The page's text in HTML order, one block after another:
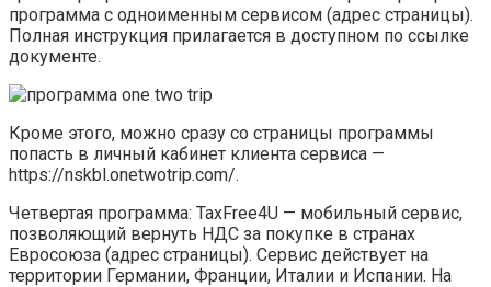
программа с одноименным сервисом (адрес страницы).
Полная инструкция прилагается в доступном по ссылке
документе.
Кроме этого, можно сразу со страницы программы
попасть в личный кабинет клиента сервиса —
https://nskbl.onetwotrip.com/.
Четвертая программа: TaxFree4U — мобильный сервис,
позволяющий вернуть НДС за покупке в странах
Евросоюза (адрес страницы). Сервис действует на
территории Германии, Франции, Италии и Испании. На